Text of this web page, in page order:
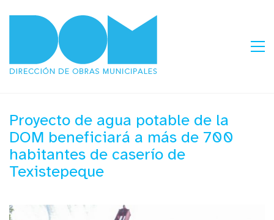
Proyecto de agua potable de la
DOM beneficiará a más de 700
habitantes de caserío de
Texistepeque